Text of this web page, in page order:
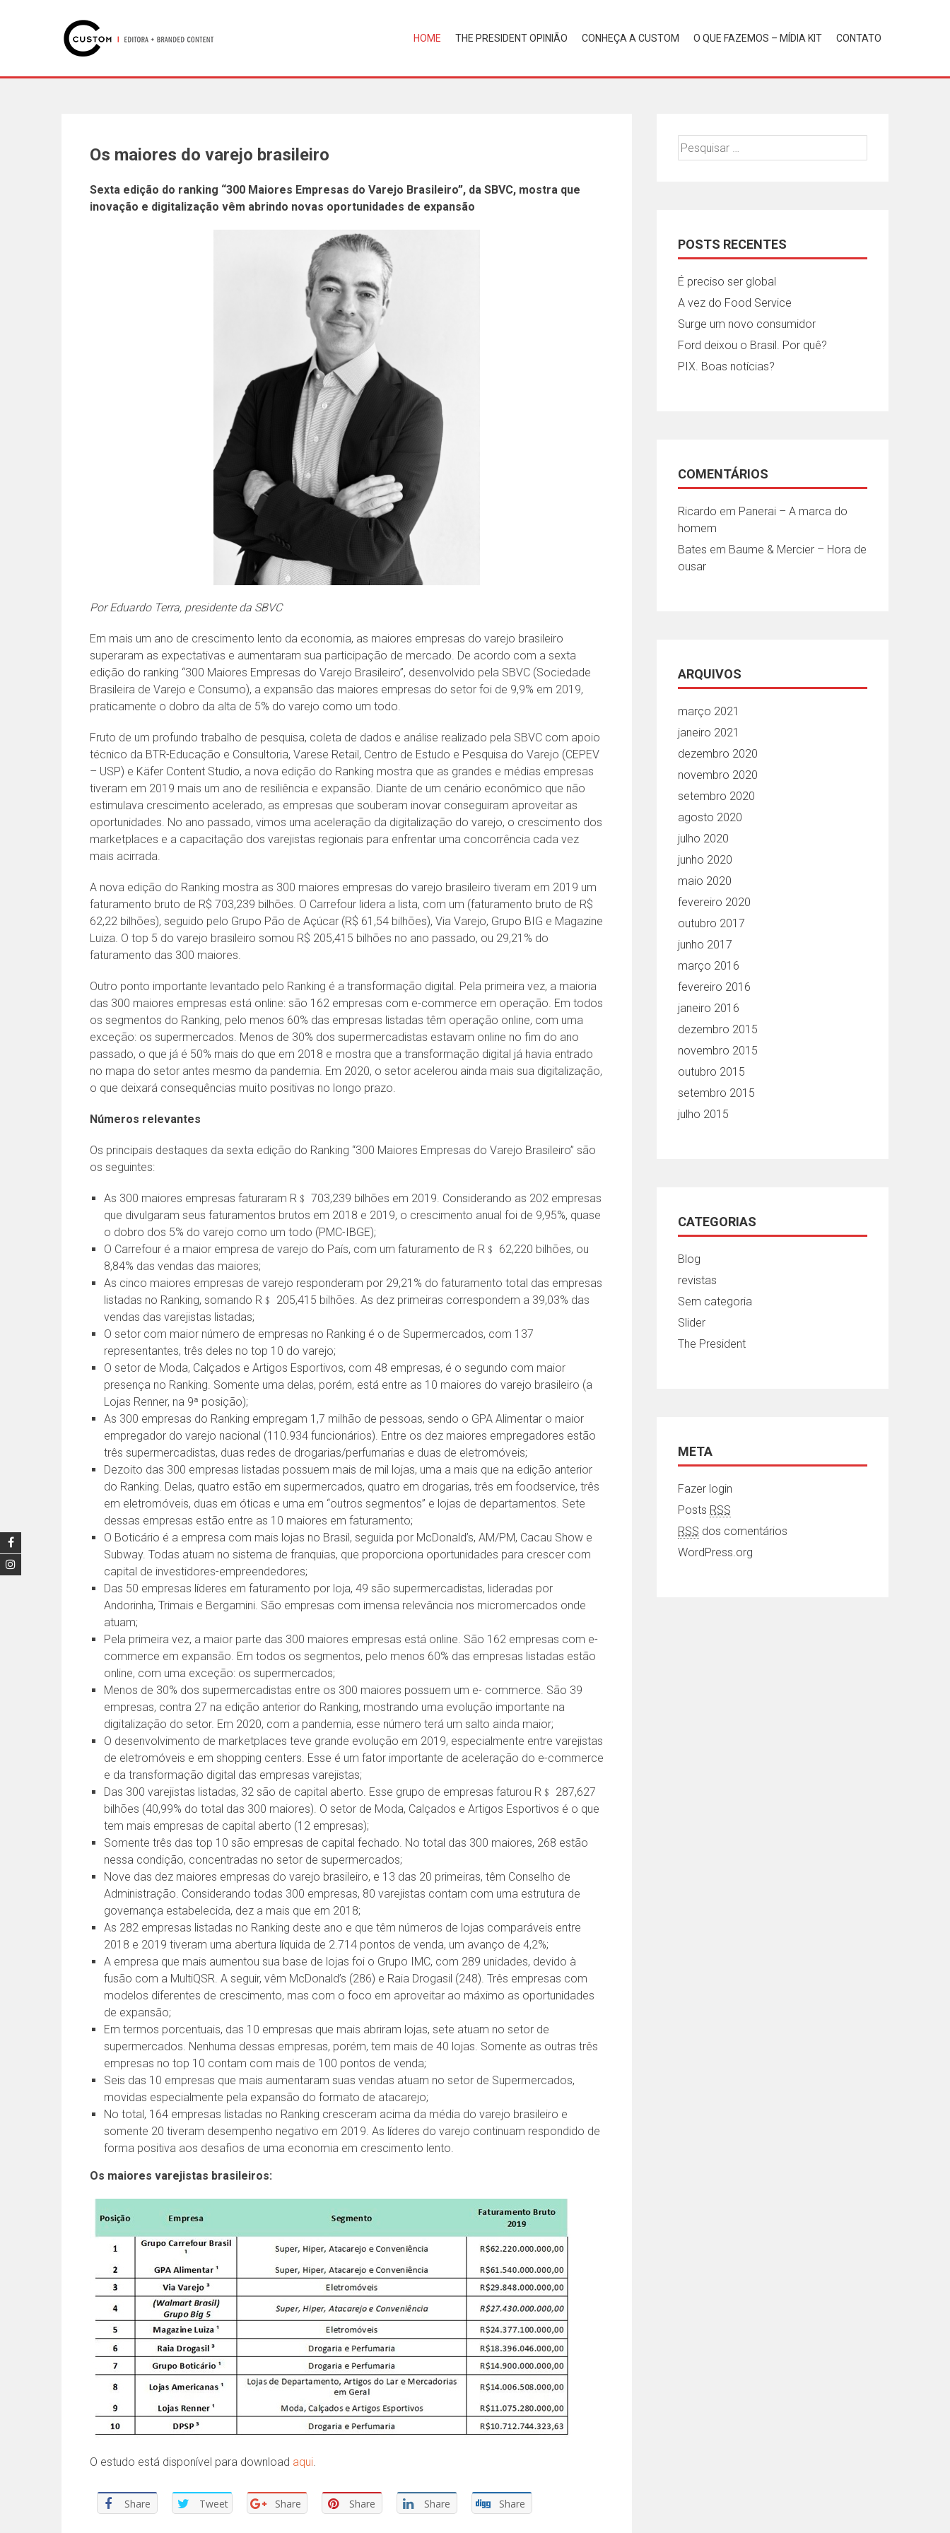
HOME THE PRESIDENT OPINIÃO CONHEÇA A CUSTOM O QUE FAZEMOS – MÍDIA KIT CONTATO
Os maiores do varejo brasileiro
Sexta edição do ranking “300 Maiores Empresas do Varejo Brasileiro”, da SBVC, mostra que
inovação e digitalização vêm abrindo novas oportunidades de expansão
Por Eduardo Terra, presidente da SBVC
Em mais um ano de crescimento lento da economia, as maiores empresas do varejo brasileiro
superaram as expectativas e aumentaram sua participação de mercado. De acordo com a sexta
edição do ranking “300 Maiores Empresas do Varejo Brasileiro”, desenvolvido pela SBVC (Sociedade
Brasileira de Varejo e Consumo), a expansão das maiores empresas do setor foi de 9,9% em 2019,
praticamente o dobro da alta de 5% do varejo como um todo.
Fruto de um profundo trabalho de pesquisa, coleta de dados e análise realizado pela SBVC com apoio
técnico da BTR-Educação e Consultoria, Varese Retail, Centro de Estudo e Pesquisa do Varejo (CEPEV
– USP) e Käfer Content Studio, a nova edição do Ranking mostra que as grandes e médias empresas
tiveram em 2019 mais um ano de resiliência e expansão. Diante de um cenário econômico que não
estimulava crescimento acelerado, as empresas que souberam inovar conseguiram aproveitar as
oportunidades. No ano passado, vimos uma aceleração da digitalização do varejo, o crescimento dos
marketplaces e a capacitação dos varejistas regionais para enfrentar uma concorrência cada vez
mais acirrada.
A nova edição do Ranking mostra as 300 maiores empresas do varejo brasileiro tiveram em 2019 um
faturamento bruto de R$ 703,239 bilhões. O Carrefour lidera a lista, com um (faturamento bruto de R$
62,22 bilhões), seguido pelo Grupo Pão de Açúcar (R$ 61,54 bilhões), Via Varejo, Grupo BIG e Magazine
Luiza. O top 5 do varejo brasileiro somou R$ 205,415 bilhões no ano passado, ou 29,21% do
faturamento das 300 maiores.
Outro ponto importante levantado pelo Ranking é a transformação digital. Pela primeira vez, a maioria
das 300 maiores empresas está online: são 162 empresas com e-commerce em operação. Em todos
os segmentos do Ranking, pelo menos 60% das empresas listadas têm operação online, com uma
exceção: os supermercados. Menos de 30% dos supermercadistas estavam online no fim do ano
passado, o que já é 50% mais do que em 2018 e mostra que a transformação digital já havia entrado
no mapa do setor antes mesmo da pandemia. Em 2020, o setor acelerou ainda mais sua digitalização,
o que deixará consequências muito positivas no longo prazo.
Números relevantes
Os principais destaques da sexta edição do Ranking “300 Maiores Empresas do Varejo Brasileiro” são
os seguintes:
As 300 maiores empresas faturaram R﹩ 703,239 bilhões em 2019. Considerando as 202 empresas
que divulgaram seus faturamentos brutos em 2018 e 2019, o crescimento anual foi de 9,95%, quase
o dobro dos 5% do varejo como um todo (PMC-IBGE);
O Carrefour é a maior empresa de varejo do País, com um faturamento de R﹩ 62,220 bilhões, ou
8,84% das vendas das maiores;
As cinco maiores empresas de varejo responderam por 29,21% do faturamento total das empresas
listadas no Ranking, somando R﹩ 205,415 bilhões. As dez primeiras correspondem a 39,03% das
vendas das varejistas listadas;
O setor com maior número de empresas no Ranking é o de Supermercados, com 137
representantes, três deles no top 10 do varejo;
O setor de Moda, Calçados e Artigos Esportivos, com 48 empresas, é o segundo com maior
presença no Ranking. Somente uma delas, porém, está entre as 10 maiores do varejo brasileiro (a
Lojas Renner, na 9ª posição);
As 300 empresas do Ranking empregam 1,7 milhão de pessoas, sendo o GPA Alimentar o maior
empregador do varejo nacional (110.934 funcionários). Entre os dez maiores empregadores estão
três supermercadistas, duas redes de drogarias/perfumarias e duas de eletromóveis;
Dezoito das 300 empresas listadas possuem mais de mil lojas, uma a mais que na edição anterior
do Ranking. Delas, quatro estão em supermercados, quatro em drogarias, três em foodservice, três
em eletromóveis, duas em óticas e uma em “outros segmentos” e lojas de departamentos. Sete
dessas empresas estão entre as 10 maiores em faturamento;
O Boticário é a empresa com mais lojas no Brasil, seguida por McDonald’s, AM/PM, Cacau Show e
Subway. Todas atuam no sistema de franquias, que proporciona oportunidades para crescer com
capital de investidores-empreendedores;
Das 50 empresas líderes em faturamento por loja, 49 são supermercadistas, lideradas por
Andorinha, Trimais e Bergamini. São empresas com imensa relevância nos micromercados onde
atuam;
Pela primeira vez, a maior parte das 300 maiores empresas está online. São 162 empresas com e-
commerce em expansão. Em todos os segmentos, pelo menos 60% das empresas listadas estão
online, com uma exceção: os supermercados;
Menos de 30% dos supermercadistas entre os 300 maiores possuem um e- commerce. São 39
empresas, contra 27 na edição anterior do Ranking, mostrando uma evolução importante na
digitalização do setor. Em 2020, com a pandemia, esse número terá um salto ainda maior;
O desenvolvimento de marketplaces teve grande evolução em 2019, especialmente entre varejistas
de eletromóveis e em shopping centers. Esse é um fator importante de aceleração do e-commerce
e da transformação digital das empresas varejistas;
Das 300 varejistas listadas, 32 são de capital aberto. Esse grupo de empresas faturou R﹩ 287,627
bilhões (40,99% do total das 300 maiores). O setor de Moda, Calçados e Artigos Esportivos é o que
tem mais empresas de capital aberto (12 empresas);
Somente três das top 10 são empresas de capital fechado. No total das 300 maiores, 268 estão
nessa condição, concentradas no setor de supermercados;
Nove das dez maiores empresas do varejo brasileiro, e 13 das 20 primeiras, têm Conselho de
Administração. Considerando todas 300 empresas, 80 varejistas contam com uma estrutura de
governança estabelecida, dez a mais que em 2018;
As 282 empresas listadas no Ranking deste ano e que têm números de lojas comparáveis entre
2018 e 2019 tiveram uma abertura líquida de 2.714 pontos de venda, um avanço de 4,2%;
A empresa que mais aumentou sua base de lojas foi o Grupo IMC, com 289 unidades, devido à
fusão com a MultiQSR. A seguir, vêm McDonald’s (286) e Raia Drogasil (248). Três empresas com
modelos diferentes de crescimento, mas com o foco em aproveitar ao máximo as oportunidades
de expansão;
Em termos porcentuais, das 10 empresas que mais abriram lojas, sete atuam no setor de
supermercados. Nenhuma dessas empresas, porém, tem mais de 40 lojas. Somente as outras três
empresas no top 10 contam com mais de 100 pontos de venda;
Seis das 10 empresas que mais aumentaram suas vendas atuam no setor de Supermercados,
movidas especialmente pela expansão do formato de atacarejo;
No total, 164 empresas listadas no Ranking cresceram acima da média do varejo brasileiro e
somente 20 tiveram desempenho negativo em 2019. As líderes do varejo continuam respondido de
forma positiva aos desafios de uma economia em crescimento lento.
Os maiores varejistas brasileiros:
O estudo está disponível para download aqui
Share Tweet Share Share Share Share
Pesquisar
por:
POSTS RECENTES
É preciso ser global
A vez do Food Service
Surge um novo consumidor
Ford deixou o Brasil. Por quê?
PIX. Boas notícias?
COMENTÁRIOS
Ricardo em Panerai – A marca do
homem
Bates em Baume & Mercier – Hora de
ousar
ARQUIVOS
março 2021
janeiro 2021
dezembro 2020
novembro 2020
setembro 2020
agosto 2020
julho 2020
junho 2020
maio 2020
fevereiro 2020
outubro 2017
junho 2017
março 2016
fevereiro 2016
janeiro 2016
dezembro 2015
novembro 2015
outubro 2015
setembro 2015
julho 2015
CATEGORIAS
Blog
revistas
Sem categoria
Slider
The President
META
Fazer login
Posts RSS
RSS dos comentários
WordPress.org